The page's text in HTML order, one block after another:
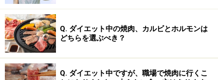
今度、そういった商品の裏側でカロリーなどチェックし
てみて下さい。中にはおにぎり一個分のカロリーに匹敵
するものもあります。同じカロリーかそれ以下で、もっ
とヘルシーで満足感のある間食はたくさんあります。チ
ーズや、フルーツとヨーグルトなどを選ぶと良いでしょ
Q. ダイエット中の焼肉、カルビとホルモンは
どちらを選ぶべき？
Q. ダイエット中ですが、職場で焼肉に行くこ